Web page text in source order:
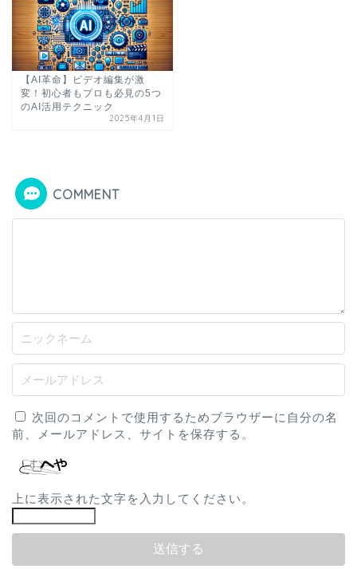
【AI革命】ビデオ編集が激
変！初心者もプロも必見の5つ
のAI活用テクニック
2025年4月1日
COMMENT
次回のコメントで使用するためブラウザーに自分の名
前、メールアドレス、サイトを保存する。
上に表示された文字を入力してください。